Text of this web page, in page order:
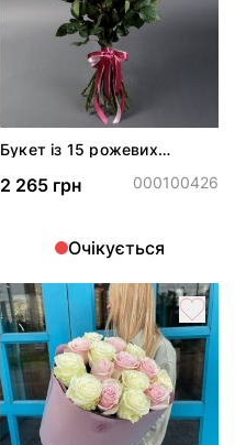
Букет із 15 рожевих
2 265 грн 000100426
Очікується